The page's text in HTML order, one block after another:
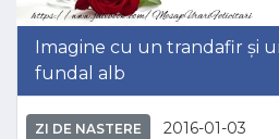
Imagine cu un trandafir și
fundal alb
ZI DE NASTERE 2016-01-03